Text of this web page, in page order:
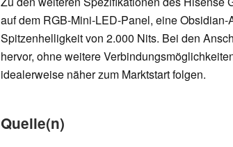
auf dem RGB-Mini-LED-Panel, eine
Spitzenhelligkeit von 2.000 Nits. Bei den
hervor, ohne weitere
idealerweise näher zum Marktstart folgen.
Quelle(n)